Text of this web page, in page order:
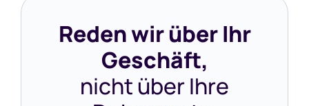
Reden wir über Ihr
Geschäft,
nicht über Ihre